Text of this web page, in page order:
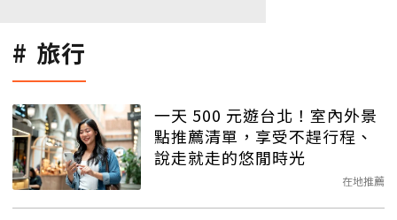
旅行
一天 500 元遊台北！室內外景
點推薦清單，享受不趕行程、
說走就走的悠閒時光
在地推薦